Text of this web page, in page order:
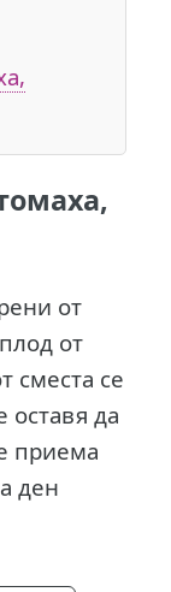
,
от
от
сместа се
оставя да
приема
ден